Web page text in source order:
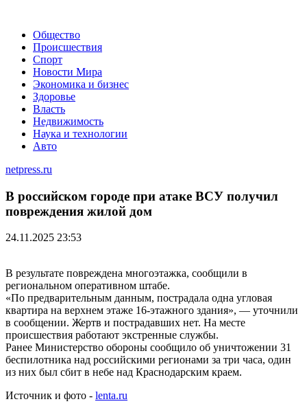
Общество
Происшествия
Спорт
Новости Мира
Экономика и бизнес
Здоровье
Власть
Недвижимость
Наука и технологии
Авто
netpress.ru
В российском городе при атаке ВСУ получил
повреждения жилой дом
24.11.2025 23:53
В результате повреждена многоэтажка, сообщили в
региональном оперативном штабе.
«По предварительным данным, пострадала одна угловая
квартира на верхнем этаже 16-этажного здания», — уточнили
в сообщении. Жертв и пострадавших нет. На месте
происшествия работают экстренные службы.
Ранее Министерство обороны сообщило об уничтожении 31
беспилотника над российскими регионами за три часа, один
из них был сбит в небе над Краснодарским краем.
Источник и фото - lenta.ru